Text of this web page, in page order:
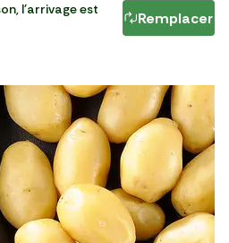
l'arrivage est
Remplacer